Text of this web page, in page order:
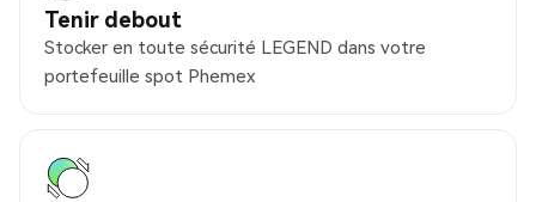
Tenir debout
Stocker en toute sécurité LEGEND dans votre
portefeuille spot Phemex